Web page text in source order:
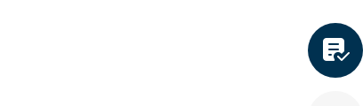
